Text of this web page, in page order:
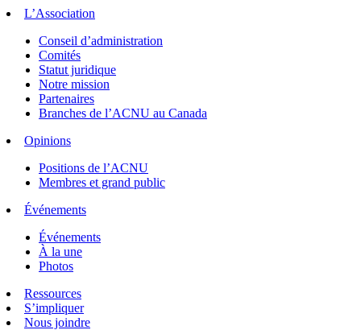
L’Association
Conseil d’administration
Comités
Statut juridique
Notre mission
Partenaires
Branches de l’ACNU au Canada
Opinions
Positions de l’ACNU
Membres et grand public
Événements
Événements
À la une
Photos
Ressources
S’impliquer
Nous joindre